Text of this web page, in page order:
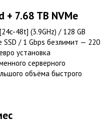
+ 7.68 TB NVMe
48t] (3.9GHz) / 128 GB
SSD / 1 Gbps безлимит — 220
установка
серверного
объёма быстрого